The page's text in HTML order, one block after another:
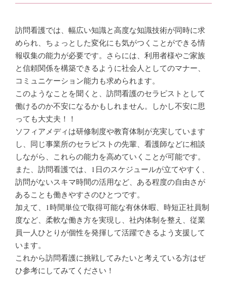
訪問看護では、幅広い知識と高度な知識技術が同時に求
められ、ちょっとした変化にも気がつくことができる情
報収集の能力が必要です。さらには、利用者様やご家族
と信頼関係を構築できるように社会人としてのマナー、
コミュニケーション能力も求められます。
このようなことを聞くと、訪問看護のセラピストとして
働けるのか不安になるかもしれません。しかし不安に思
っても大丈夫！！
ソフィアメディは研修制度や教育体制が充実しています
し、同じ事業所のセラピストの先輩、看護師などに相談
しながら、これらの能力を高めていくことが可能です。
また、訪問看護では、1日のスケジュールが立てやすく、
訪問がないスキマ時間の活用など、ある程度の自由さが
あることも働きやすさのひとつです。
加えて、1時間単位で取得可能な有休休暇、時短正社員制
度など、柔軟な働き方を実現し、社内体制を整え、従業
員一人ひとりが個性を発揮して活躍できるよう支援して
います。
これから訪問看護に挑戦してみたいと考えている方はぜ
ひ参考にしてみてください！